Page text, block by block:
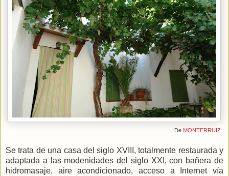
De MONTERRUIZ
Se trata de una casa del siglo XVIII, totalmente restaurada y
adaptada a las modenidades del siglo XXI, con bañera de
hidromasaje, aire acondicionado, acceso a Internet vía